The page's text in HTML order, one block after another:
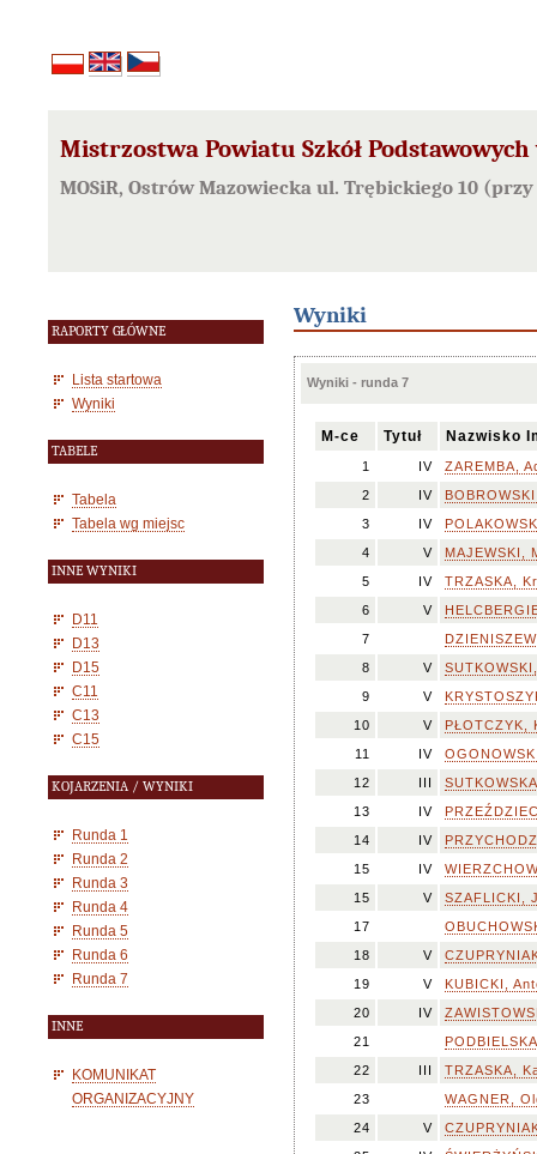
Mistrzostwa Powiatu Szkół
MOSiR, Ostrów Mazowiecka ul. Trębickiego 10
RAPORTY GŁÓWNE
Lista startowa
Wyniki
TABELE
Tabela
Tabela wg miejsc
INNE WYNIKI
D11
D13
D15
C11
C13
C15
KOJARZENIA / WYNIKI
Runda 1
Runda 2
Runda 3
Runda 4
Runda 5
Runda 6
Runda 7
INNE
KOMUNIKAT
ORGANIZACYJNY
Wyniki
Wyniki - runda 7
M-ce Tytuł Nazwisko
1 IV
ZAREMBA,
2
IV
3
IV
4
V
MAJEWSKI,
5
IV
TRZASKA,
6
V
7
8
V
9
V
10
V
PŁOTCZYK,
11
IV
12
III
13
IV
14
IV
15
IV
15
V
SZAFLICKI,
17
18
V
19
V
KUBICKI,
20
IV
21
22
III
TRZASKA,
23
WAGNER,
24
V